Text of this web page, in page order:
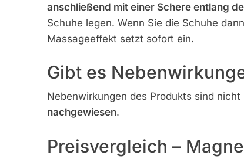
anschließend mit einer Schere entlang
Schuhe legen. Wenn Sie die Schuhe
Massageeffekt setzt sofort ein.
Gibt es
Nebenwirkungen des Produkts sind
nachgewiesen.
Preisvergleich –